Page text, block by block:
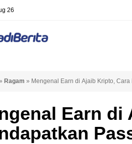
26
Ragam » Mengenal Earn di Ajaib Kripto,
Earn di